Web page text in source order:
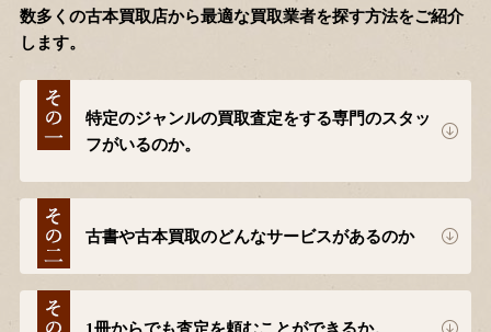
数多くの古本買取店から最適な買取業者を探す方法をご紹介
します。
特定のジャンルの買取査定をする専門のスタッ
フがいるのか。
古書や古本買取のどんなサービスがあるのか